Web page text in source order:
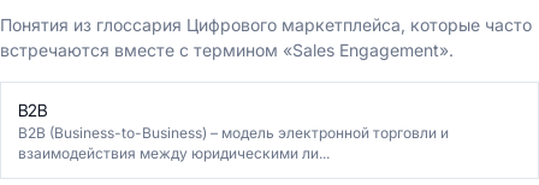
Понятия из глоссария Цифрового маркетплейса, которые часто
встречаются вместе с термином «Sales Engagement».
B2B
B2B (Business-to-Business) – модель электронной торговли и
взаимодействия между юридическими ли...